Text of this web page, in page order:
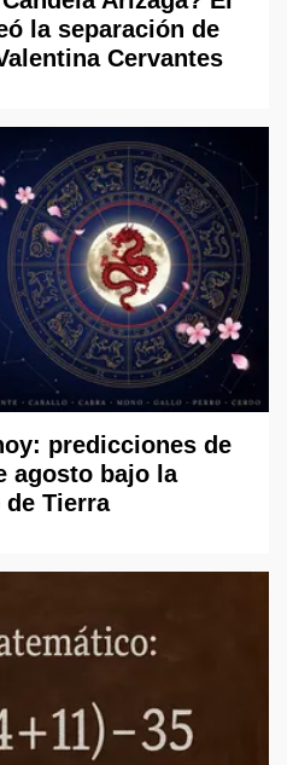
la separación de
Cervantes
predicciones de
agosto bajo la
de Tierra